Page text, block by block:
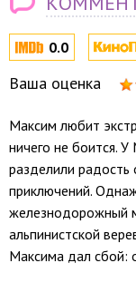
0.0
Ваша оценка
Максим любит
ничего не боится.
разделили
приключений.
железнодорожный
альпинистской
Максима дал сбой: